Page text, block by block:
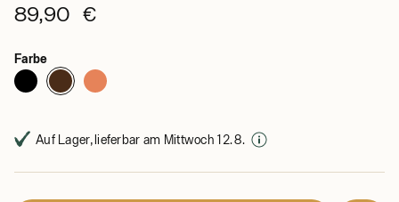
89,90 €
Farbe
Auf Lager, lieferbar am Mittwoch 12. 8.